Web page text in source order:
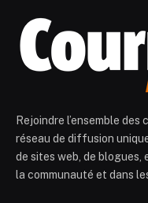
Rejoindre l’ensemble
réseau de diffusion
de sites web, de blogues,
la communauté et dans